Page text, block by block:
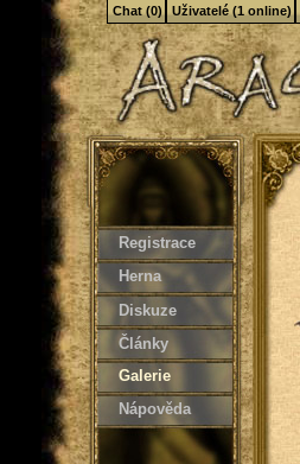
Registrace
Herna
Diskuze
Články
Galerie
Nápověda
Chat (0) Uživatelé (1 online)